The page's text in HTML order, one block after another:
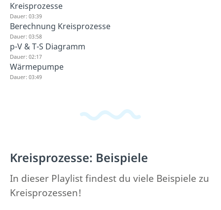
Kreisprozesse
Dauer: 03:39
Berechnung Kreisprozesse
Dauer: 03:58
p-V & T-S Diagramm
Dauer: 02:17
Wärmepumpe
Dauer: 03:49
Kreisprozesse: Beispiele
In dieser Playlist findest du viele Beispiele zu
Kreisprozessen!